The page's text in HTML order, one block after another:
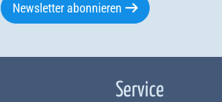
Newsletter abonnieren
Service